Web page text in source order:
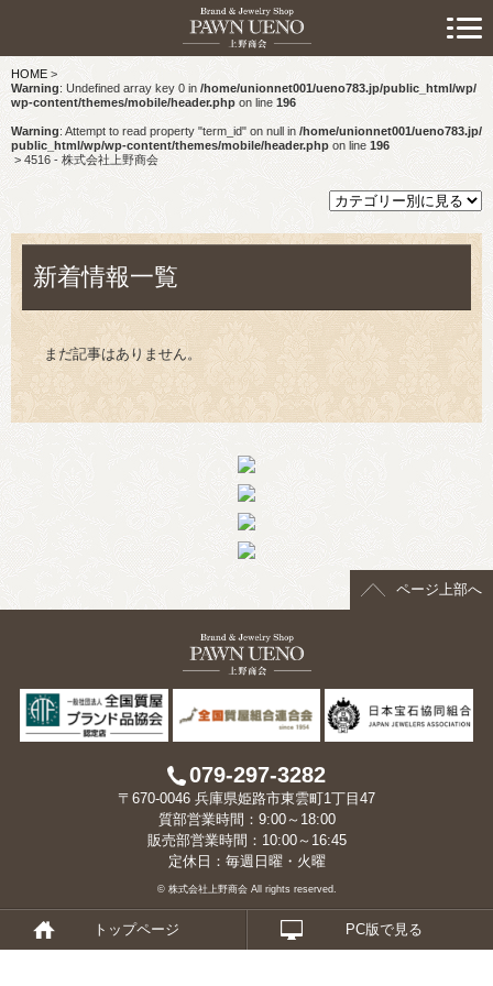
HOME >
Warning: Undefined array key 0 in /home/unionnet001/ueno783.jp/public_html/wp/
wp-content/themes/mobile/header.php on line 196
Warning: Attempt to read property "term_id" on null in /home/unionnet001/ueno783.jp/
public_html/wp/wp-content/themes/mobile/header.phpon line196
> 4516 - 株式会社上野商会
新着情報一覧
まだ記事はありません。
ページ上部へ
079-297-3282
〒670-0046 兵庫県姫路市東雲町1丁目47
質部営業時間：9:00～18:00
販売部営業時間：10:00～16:45
定休日：毎週日曜・火曜
© 株式会社上野商会 All rights reserved.
トップページ PC版で見る
> 初めての方へ
> 預けたい方
> 売りたい方
> 買いたい方
> 取り扱い品目
> スタッフおすすめ情報
> お知らせ
> キャンペーン情報
> 会社概要
> アクセス
> よくあるご質問
> ホーム
> 古物営業法に基づく表示
> プライバシーポリシー
> お問い合わせ